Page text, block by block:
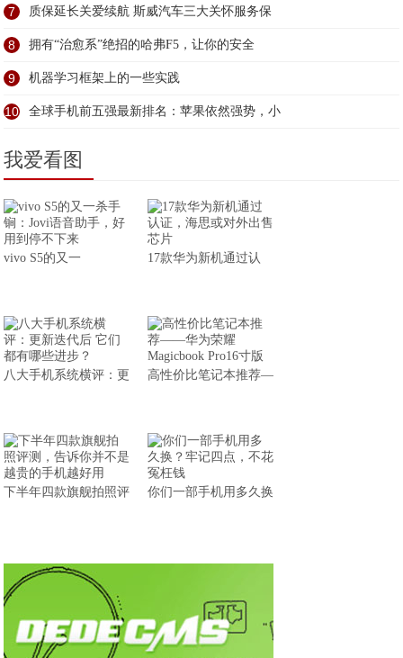
7 质保延长关爱续航 斯威汽车三大关怀服务保
8 拥有“治愈系”绝招的哈弗F5，让你的安全
9 机器学习框架上的一些实践
10 全球手机前五强最新排名：苹果依然强势，小
我爱看图
vivo S5的又一 17款华为新机通过认
八大手机系统横评：更 高性价比笔记本推荐—
下半年四款旗舰拍照评 你们一部手机用多久换